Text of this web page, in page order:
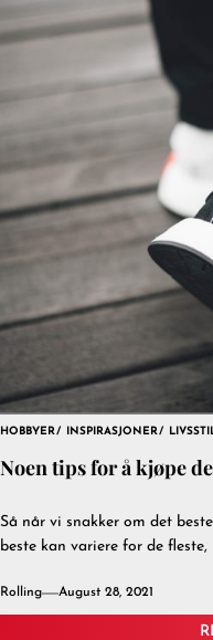
HOBBYER INSPIRASJONER
Noen tips for å kjøpe
Så når vi snakker om det
beste kan variere for de
Rolling August 28, 2021